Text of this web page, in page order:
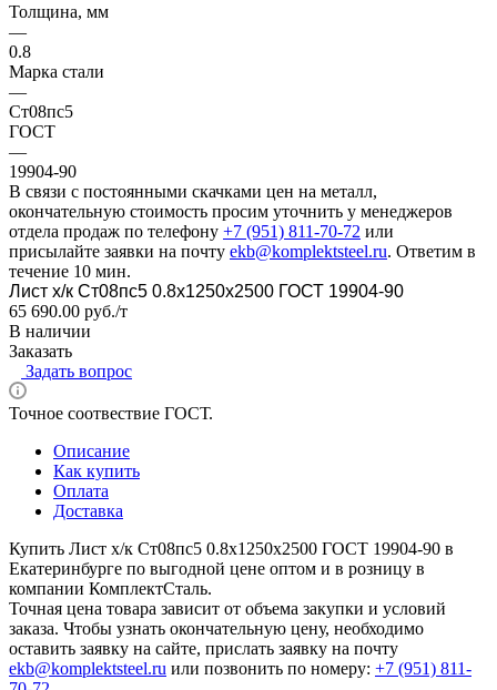
Толщина, мм
—
0.8
Марка стали
—
Ст08пс5
ГОСТ
—
19904-90
В связи с постоянными скачками цен на металл,
окончательную стоимость просим уточнить у менеджеров
отдела продаж по телефону +7 (951) 811-70-72 или
присылайте заявки на почту ekb@komplektsteel.ru. Ответим в
течение 10 мин.
Лист х/к Ст08пс5 0.8x1250x2500 ГОСТ 19904-90
65 690.00 руб./т
В наличии
Заказать
Задать вопрос
Точное соотвествие ГОСТ.
Описание
Как купить
Оплата
Доставка
Купить Лист х/к Ст08пс5 0.8x1250x2500 ГОСТ 19904-90 в
Екатеринбурге по выгодной цене оптом и в розницу в
компании КомплектСталь.
Точная цена товара зависит от объема закупки и условий
заказа. Чтобы узнать окончательную цену, необходимо
оставить заявку на сайте, прислать заявку на почту
ekb@komplektsteel.ru или позвонить по номеру: +7 (951) 811-